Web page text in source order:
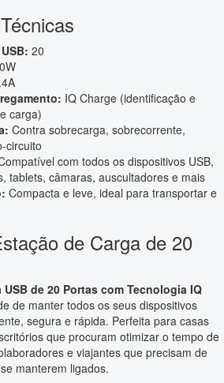
20
IQ Charge (identificação e
carga)
Contra sobrecarga, sobrecorrente,
circuito
com todos os dispositivos USB,
tablets, câmaras, auscultadores e mais
Compacta e leve, ideal para transportar e
de Carga de 20
USB de 20 Portas com Tecnologia IQ
de manter todos os seus dispositivos
segura e rápida. Perfeita para casas
que procuram otimizar o tempo de
e viajantes que precisam de
manterem ligados.